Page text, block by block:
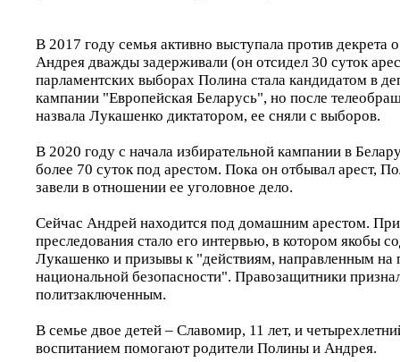
В 2017 году семья активно выступала против декрета
Андрея дважды задерживали (он отсидел 30 суток
парламентских выборах Полина стала кандидатом в
кампании "Европейская Беларусь", но после
назвала Лукашенко диктатором, ее сняли с выборов.
В 2020 году с начала избирательной кампании в
более 70 суток под арестом. Пока он отбывал арест,
завели в отношении ее уголовное дело.
Сейчас Андрей находится под домашним арестом.
преследования стало его интервью, в котором якобы
Лукашенко и призывы к "действиям, направленным на
национальной безопасности". Правозащитники
политзаключенным.
В семье двое детей – Славомир, 11 лет, и
воспитанием помогают родители Полины и Андрея.